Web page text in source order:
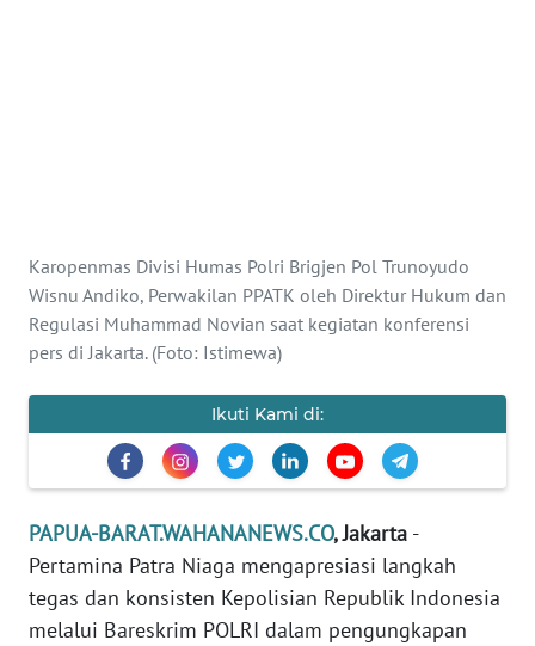
Karopenmas Divisi Humas Polri Brigjen Pol Trunoyudo
Wisnu Andiko, Perwakilan PPATK oleh Direktur Hukum dan
Regulasi Muhammad Novian saat kegiatan konferensi
pers di Jakarta. (Foto: Istimewa)
Ikuti Kami di:
PAPUA-BARAT.WAHANANEWS.CO, Jakarta -
Pertamina Patra Niaga mengapresiasi langkah
tegas dan konsisten Kepolisian Republik Indonesia
melalui Bareskrim POLRI dalam pengungkapan
TENTANG
KAMI
SIBER
KARIR
DISCLAIMER